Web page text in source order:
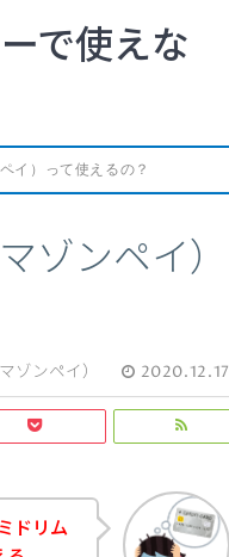
で使えな
イ）って使えるの？
ゾンペイ）
ゾンペイ） 2020.12.17
ドリム